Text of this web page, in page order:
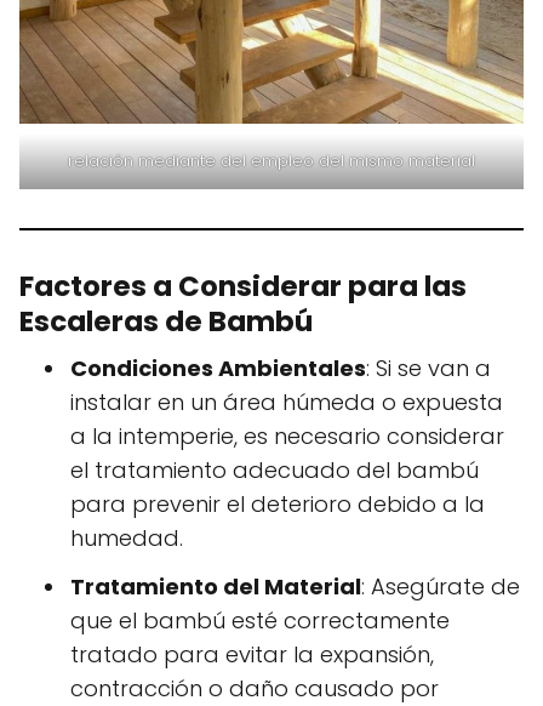
relación mediante del empleo del mismo material
Factores a Considerar para las
Escaleras de Bambú
Condiciones Ambientales: Si se van a
instalar en un área húmeda o expuesta
a la intemperie, es necesario considerar
el tratamiento adecuado del bambú
para prevenir el deterioro debido a la
humedad.
Tratamiento del Material: Asegúrate de
que el bambú esté correctamente
tratado para evitar la expansión,
contracción o daño causado por